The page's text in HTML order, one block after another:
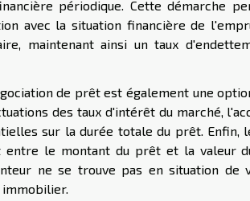
périodique. Cette démarche
avec la situation financière de
maintenant ainsi un taux
de prêt est également une
des taux d'intérêt du marché,
sur la durée totale du prêt. Enfin,
entre le montant du prêt et la valeur
ne se trouve pas en situation de